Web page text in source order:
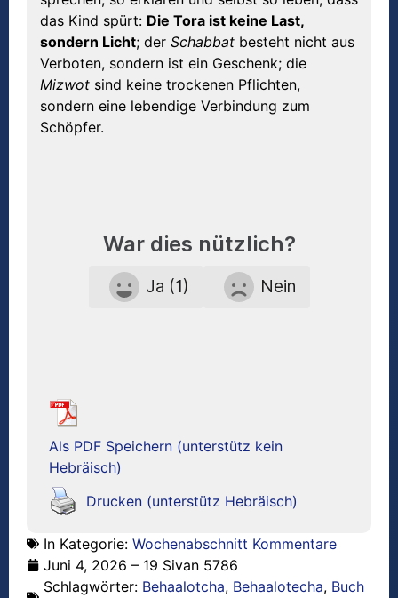
das Kind spürt: Die Tora ist keine Last,
sondern Licht; der Schabbat besteht nicht aus
Verboten, sondern ist ein Geschenk; die
Mizwot sind keine trockenen Pflichten,
sondern eine lebendige Verbindung zum
Schöpfer.
War dies nützlich?
Ja (1) Nein
Als PDF Speichern (unterstütz kein
Hebräisch)
Drucken (unterstütz Hebräisch)
In Kategorie: Wochenabschnitt Kommentare
Juni 4, 2026 – 19 Sivan 5786
Schlagwörter: Behaalotcha, Behaalotecha, Buch